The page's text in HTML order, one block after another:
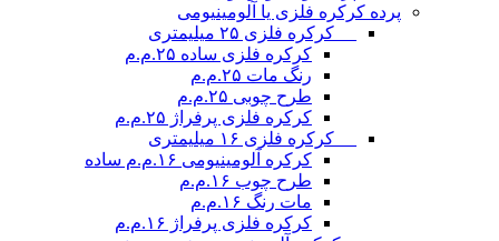
پرده کرکره فلزی یا آلومینیومی
__ کرکره فلزی ۲۵ میلیمتری
کرکره فلزی ساده ۲۵.م.م
رنگ مات ۲۵.م.م
طرح چوبی ۲۵.م.م
کرکره فلزی پرفراژ ۲۵.م.م
__ کرکره فلزی ۱۶ میلیمتری
کرکره آلومینیومی ۱۶.م.م ساده
طرح چوب ۱۶.م.م
مات رنگ ۱۶.م.م
کرکره فلزی پرفراژ ۱۶.م.م